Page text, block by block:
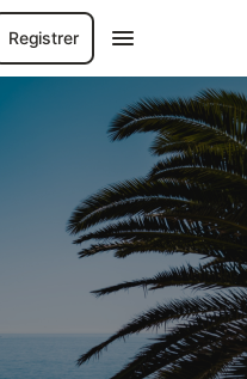
Registrer